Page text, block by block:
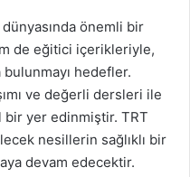
önemli bir
de eğitici içerikleriyle,
hedefler.
ve değerli dersleri ile
bir yer edinmiştir. TRT
nesillerin sağlıklı bir
devam edecektir.